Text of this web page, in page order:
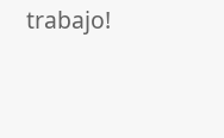
trabajo!